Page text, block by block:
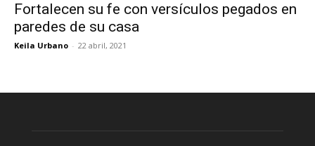
Fortalecen su fe con versículos pegados en
paredes de su casa
Keila Urbano - 22 abril, 2021